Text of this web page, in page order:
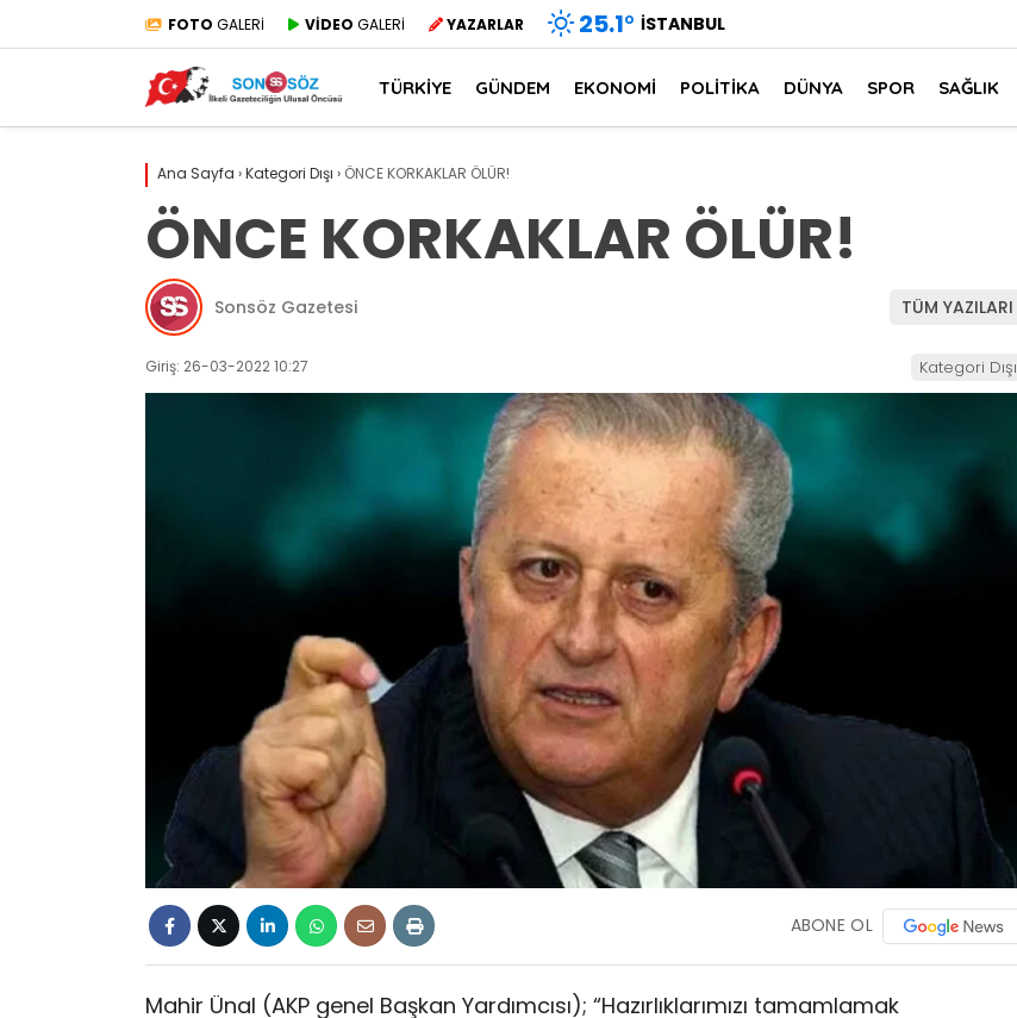
FOTO GALERİ VİDEO GALERİ YAZARLAR 25.1° İSTANBUL
TÜRKİYE GÜNDEM EKONOMİ POLİTİKA DÜNYA SPOR SAĞLIK
Ana Sayfa ›Kategori Dışı › ÖNCE KORKAKLAR ÖLÜR!
ÖNCE KORKAKLAR ÖLÜR!
Sonsöz Gazetesi TÜM YAZILARI
Giriş: 26-03-2022 10:27 Kategori Dışı
ABONE OL
Mahir Ünal (AKP genel Başkan Yardımcısı); “Hazırlıklarımızı tamamlamak